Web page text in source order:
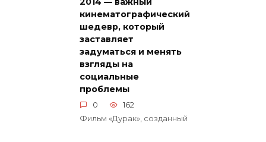
кинематографический
шедевр, который
заставляет
задуматься и менять
взгляды на
социальные
проблемы
0
162
Фильм «Дурак», созданный